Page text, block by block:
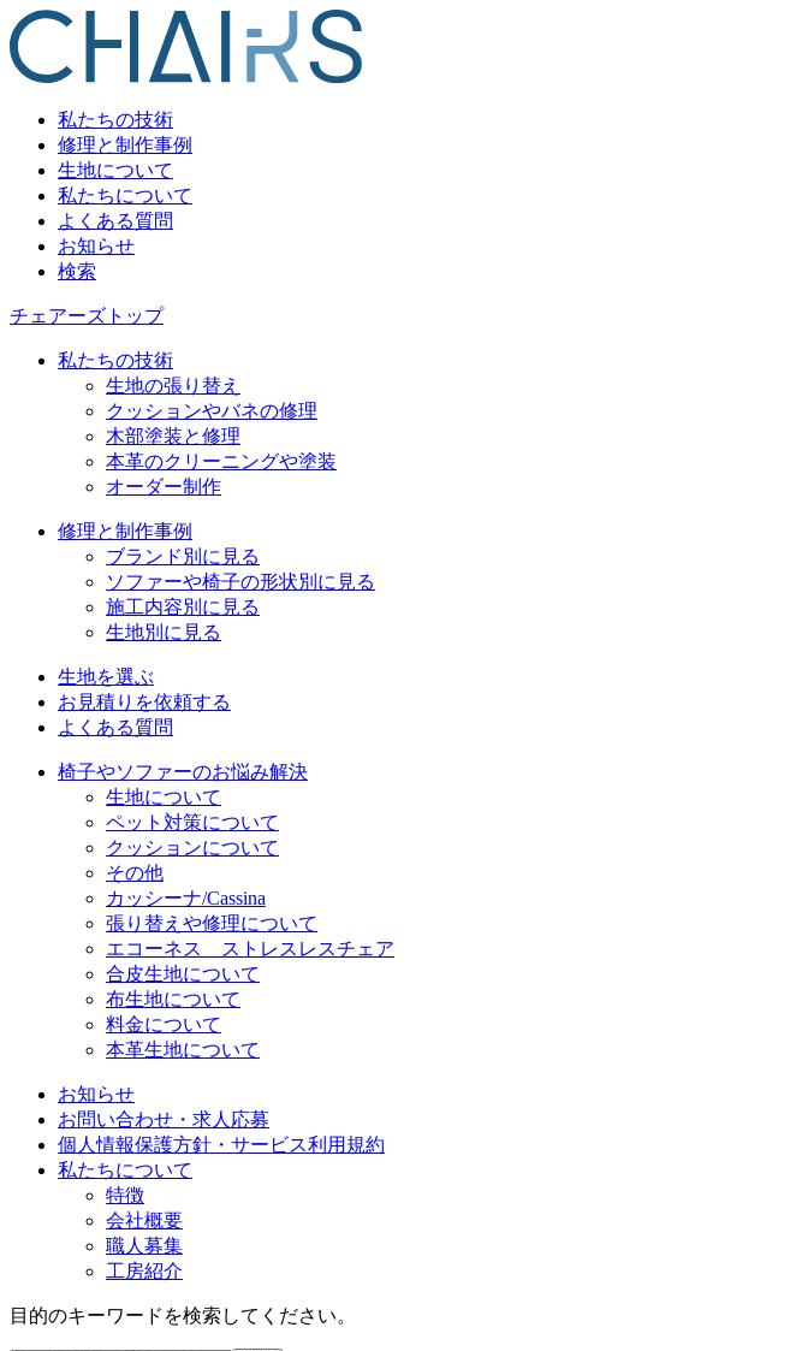
私たちの技術
修理と制作事例
生地について
私たちについて
よくある質問
お知らせ
検索
チェアーズトップ
私たちの技術
生地の張り替え
クッションやバネの修理
木部塗装と修理
本革のクリーニングや塗装
オーダー制作
修理と制作事例
ブランド別に見る
ソファーや椅子の形状別に見る
施工内容別に見る
生地別に見る
生地を選ぶ
お見積りを依頼する
よくある質問
椅子やソファーのお悩み解決
生地について
ペット対策について
クッションについて
その他
カッシーナ/Cassina
張り替えや修理について
エコーネス ストレスレスチェア
合皮生地について
布生地について
料金について
本革生地について
お知らせ
お問い合わせ・求人応募
個人情報保護方針・サービス利用規約
私たちについて
特徴
会社概要
職人募集
工房紹介
目的のキーワードを検索してください。